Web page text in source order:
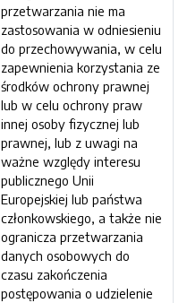
przetwarzania nie ma
zastosowania w odniesieniu
do przechowywania, w celu
zapewnienia korzystania ze
środków ochrony prawnej
lub w celu ochrony praw
innej osoby fizycznej lub
prawnej, lub z uwagi na
ważne względy interesu
publicznego Unii
Europejskiej lub państwa
członkowskiego, a także nie
ogranicza przetwarzania
danych osobowych do
czasu zakończenia
postępowania o udzielenie